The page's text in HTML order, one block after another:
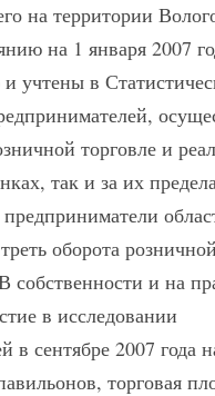
на территории
на 1 января 2007
учтены в
торговле и
так и за их
оборота
собственности и на
в исследовании
в сентябре 2007 года
торговая